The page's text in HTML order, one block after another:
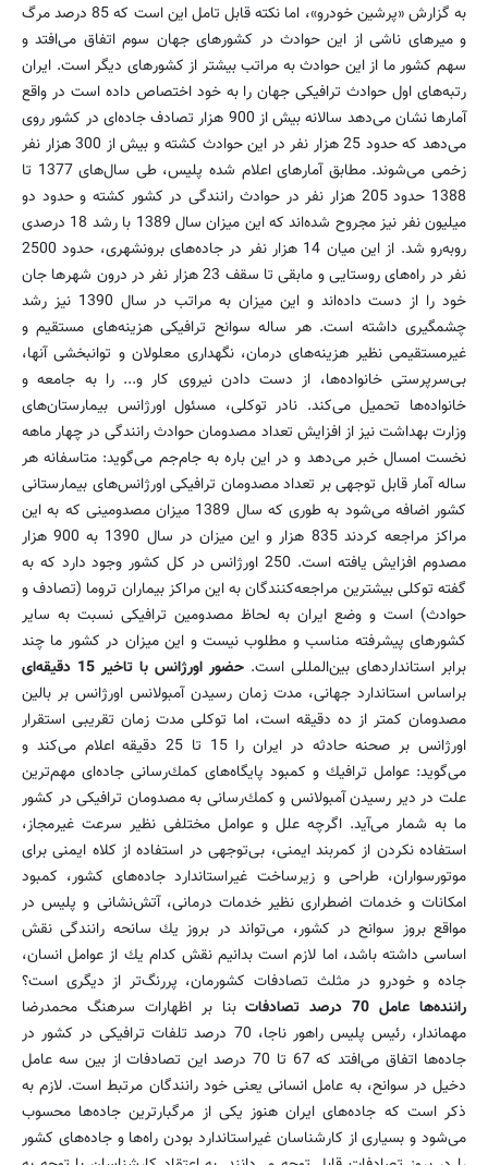
به گزارش «پرشین خودرو»، اما نكته قابل تامل این است كه 85 درصد مرگ
و میرهای ناشی از این حوادث در كشورهای جهان سوم اتفاق می‌افتد و
سهم كشور ما از این حوادث به مراتب بیشتر از كشور‌های دیگر است. ایران
رتبه‌های اول حوادث ترافیكی جهان را به خود اختصاص داده است در واقع
آمارها نشان می‌دهد سالانه بیش از 900 هزار تصادف جاده‌ای در كشور روی
می‌دهد كه حدود 25 هزار نفر در این حوادث كشته و بیش از 300 هزار نفر
زخمی می‌شوند. مطابق آمارهای اعلام شده پلیس، طی سال‌های 1377 تا
1388 حدود 205 هزار نفر در حوادث رانندگی در كشور كشته و حدود دو
میلیون نفر نیز مجروح شده‌اند كه این میزان سال 1389 با رشد 18 درصدی
روبه‌رو شد. از این میان 14 هزار نفر در جاده‌های برونشهری، حدود 2500
نفر در راه‌های روستایی و مابقی تا سقف 23 هزار نفر در درون شهرها جان
خود را از دست داده‌اند و این میزان به مراتب در سال 1390 نیز رشد
چشمگیری داشته است. هر ساله سوانح ترافیكی هزینه‌های مستقیم و
غیرمستقیمی نظیر هزینه‌های درمان، نگهداری معلولان و توانبخشی آنها،
بی‌سرپرستی خانواده‌ها، از دست دادن نیروی كار و... را به جامعه و
خانواده‌ها تحمیل می‌كند. نادر توكلی، مسئول اورژانس بیمارستان‌های
وزارت بهداشت نیز از افزایش تعداد مصدومان حوادث رانندگی در چهار ماهه
نخست امسال خبر می‌دهد و در این باره به جام‌جم می‌گوید: متاسفانه هر
ساله آمار قابل توجهی بر تعداد مصدومان ترافیكی اورژانس‌های بیمارستانی
كشور اضافه می‌شود به طوری كه سال 1389 میزان مصدومینی كه به این
مراكز مراجعه كردند 835 هزار و این میزان در سال 1390 به 900 هزار
مصدوم افزایش یافته است. 250 اورژانس در كل كشور وجود دارد كه به
گفته توكلی بیشترین مراجعه‌كنندگان به این مراكز بیماران تروما (تصادف و
حوادث) است و وضع ایران به لحاظ مصدومین ترافیكی نسبت به سایر
كشورهای پیشرفته مناسب و مطلوب نیست و این میزان در كشور ما چند
برابر استانداردهای بین‌المللی است. حضور اورژانس با تاخیر 15 دقیقه‌ای
براساس استاندارد جهانی، مدت زمان رسیدن آمبولانس اورژانس بر بالین
مصدومان كمتر از ده دقیقه است، اما توكلی مدت زمان تقریبی استقرار
اورژانس بر صحنه حادثه در ایران را 15 تا 25 دقیقه اعلام می‌كند و
می‌گوید: عوامل ترافیك و كمبود پایگاه‌های كمك‌رسانی جاده‌ای مهم‌ترین
علت در دیر رسیدن آمبولانس و كمك‌رسانی به مصدومان ترافیكی در كشور
ما به شمار می‌آید. اگرچه علل و عوامل مختلفی نظیر سرعت غیرمجاز،
استفاده نكردن از كمربند ایمنی، بی‌توجهی در استفاده از كلاه ایمنی برای
موتورسواران، طراحی و زیرساخت‌ غیراستاندارد جاده‌های كشور، كمبود
امكانات و خدمات اضطراری نظیر خدمات درمانی، آتش‌‌نشانی و پلیس در
مواقع بروز سوانح در كشور، می‌تواند در بروز یك سانحه رانندگی نقش
اساسی داشته باشد، اما لازم است بدانیم نقش كدام یك از عوامل انسان،
جاده و خودرو در مثلث تصادفات كشورمان، پررنگ‌تر از دیگری است؟
راننده‌ها عامل 70 درصد تصادفات
بنا بر اظهارات سرهنگ محمدرضا
مهماندار، رئیس پلیس راهور ناجا، 70 درصد تلفات ترافیكی در كشور در
جاده‌ها اتفاق می‌افتد كه 67 تا 70 درصد این تصادفات از بین سه عامل
دخیل در سوانح، به عامل انسانی یعنی خود رانندگان مرتبط است. لازم به
ذكر است كه جاده‌های ایران هنوز یكی از مرگبارترین جاده‌ها محسوب
می‌شود و بسیاری از كارشناسان غیراستاندارد بودن راه‌ها و جاده‌های كشور